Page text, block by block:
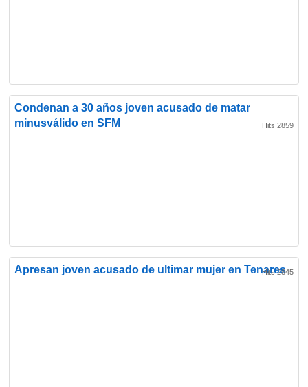
Condenan a 30 años joven acusado de matar
minusválido en SFM
Hits 2859
Apresan joven acusado de ultimar mujer en Tenares
Hits 2845